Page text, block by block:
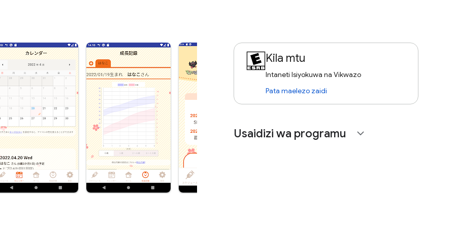
Kila mtu
Intaneti Isiyokuwa na Vikwazo
Pata maelezo zaidi
Usaidizi wa programu expand_more